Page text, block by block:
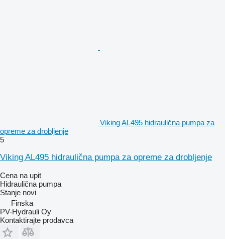
Viking AL495 hidraulična pumpa za
opreme za drobljenje
5
Viking AL495 hidraulična pumpa za opreme za drobljenje
Cena na upit
Hidraulična pumpa
Stanje novi
Finska
PV-Hydrauli Oy
Kontaktirajte prodavca